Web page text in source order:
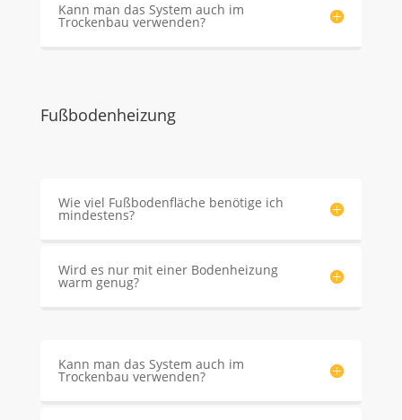
Kann man das System auch im
Trockenbau verwenden?
Fußbodenheizung
Wie viel Fußbodenfläche benötige ich
mindestens?
Wird es nur mit einer Bodenheizung
warm genug?
Kann man das System auch im
Trockenbau verwenden?